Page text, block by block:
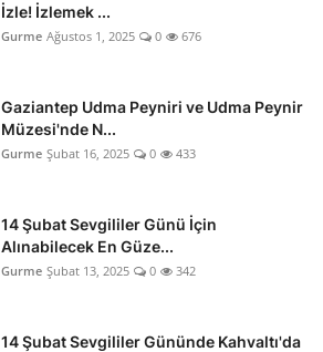
İzle! İzlemek ...
Gurme Ağustos 1, 2025 0 676
Gaziantep Udma Peyniri ve Udma Peynir
Müzesi'nde N...
Gurme Şubat 16, 2025 0 433
14 Şubat Sevgililer Günü İçin
Alınabilecek En Güze...
Gurme Şubat 13, 2025 0 342
14 Şubat Sevgililer Gününde Kahvaltı'da